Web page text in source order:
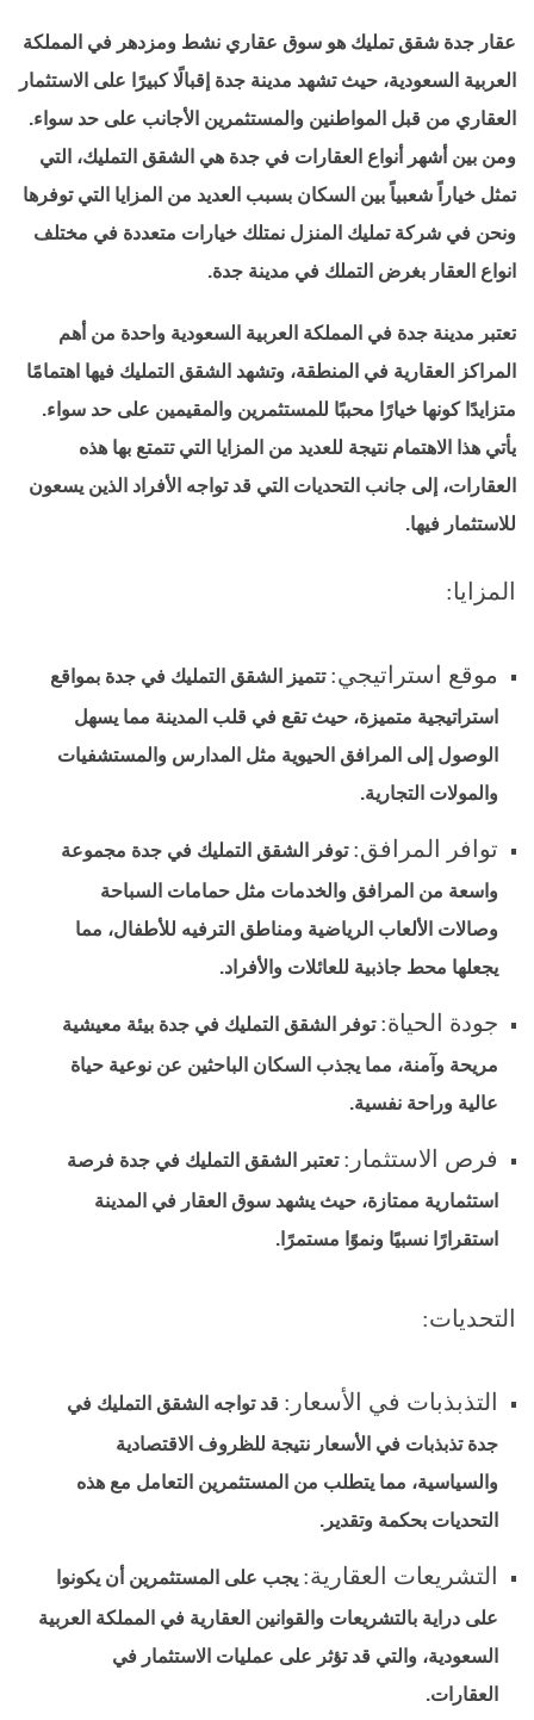
عقار جدة شقق تمليك هو سوق عقاري نشط ومزدهر في المملكة
العربية السعودية، حيث تشهد مدينة جدة إقبالًا كبيرًا على الاستثمار
العقاري من قبل المواطنين والمستثمرين الأجانب على حد سواء.
ومن بين أشهر أنواع العقارات في جدة هي الشقق التمليك، التي
تمثل خياراً شعبياً بين السكان بسبب العديد من المزايا التي توفرها
ونحن في شركة تمليك المنزل نمتلك خيارات متعددة في مختلف
انواع العقار بغرض التملك في مدينة جدة.
تعتبر مدينة جدة في المملكة العربية السعودية واحدة من أهم
المراكز العقارية في المنطقة، وتشهد الشقق التمليك فيها اهتمامًا
متزايدًا كونها خيارًا محببًا للمستثمرين والمقيمين على حد سواء.
يأتي هذا الاهتمام نتيجة للعديد من المزايا التي تتمتع بها هذه
العقارات، إلى جانب التحديات التي قد تواجه الأفراد الذين يسعون
للاستثمار فيها.
المزايا:
موقع استراتيجي: تتميز الشقق التمليك في جدة بمواقع
استراتيجية متميزة، حيث تقع في قلب المدينة مما يسهل
الوصول إلى المرافق الحيوية مثل المدارس والمستشفيات
والمولات التجارية.
توافر المرافق: توفر الشقق التمليك في جدة مجموعة
واسعة من المرافق والخدمات مثل حمامات السباحة
وصالات الألعاب الرياضية ومناطق الترفيه للأطفال، مما
يجعلها محط جاذبية للعائلات والأفراد.
جودة الحياة: توفر الشقق التمليك في جدة بيئة معيشية
مريحة وآمنة، مما يجذب السكان الباحثين عن نوعية حياة
عالية وراحة نفسية.
فرص الاستثمار: تعتبر الشقق التمليك في جدة فرصة
استثمارية ممتازة، حيث يشهد سوق العقار في المدينة
استقرارًا نسبيًا ونموًا مستمرًا.
التحديات:
التذبذبات في الأسعار: قد تواجه الشقق التمليك في
جدة تذبذبات في الأسعار نتيجة للظروف الاقتصادية
والسياسية، مما يتطلب من المستثمرين التعامل مع هذه
التحديات بحكمة وتقدير.
التشريعات العقارية: يجب على المستثمرين أن يكونوا
على دراية بالتشريعات والقوانين العقارية في المملكة العربية
السعودية، والتي قد تؤثر على عمليات الاستثمار في
العقارات.